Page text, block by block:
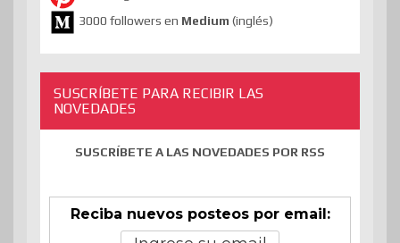
3000 followers en Medium (inglés)
SUSCRÍBETE PARA RECIBIR LAS
NOVEDADES
SUSCRÍBETE A LAS NOVEDADES POR RSS
Reciba nuevos posteos por email: